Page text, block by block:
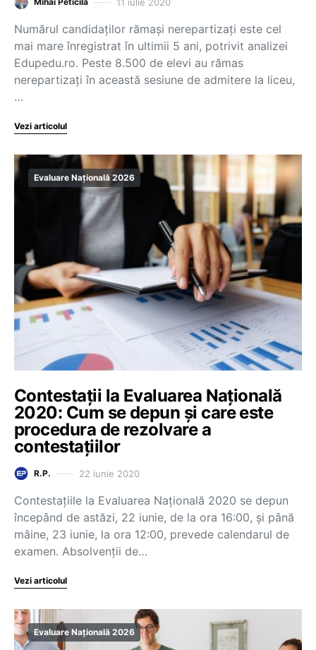
Numărul candidaților rămași nerepartizați este cel
mai mare înregistrat în ultimii 5 ani, potrivit analizei
Edupedu.ro. Peste 8.500 de elevi au rămas
nerepartizaţi în această sesiune de admitere la liceu,
…
Vezi articolul
Evaluare Națională 2026
Contestații la Evaluarea Națională
2020: Cum se depun și care este
procedura de rezolvare a
contestațiilor
R.P. 22 iunie 2020
Contestațiile la Evaluarea Națională 2020 se depun
începând de astăzi, 22 iunie, de la ora 16:00, și până
mâine, 23 iunie, la ora 12:00, prevede calendarul de
examen. Absolvenții de…
Vezi articolul
Evaluare Națională 2026